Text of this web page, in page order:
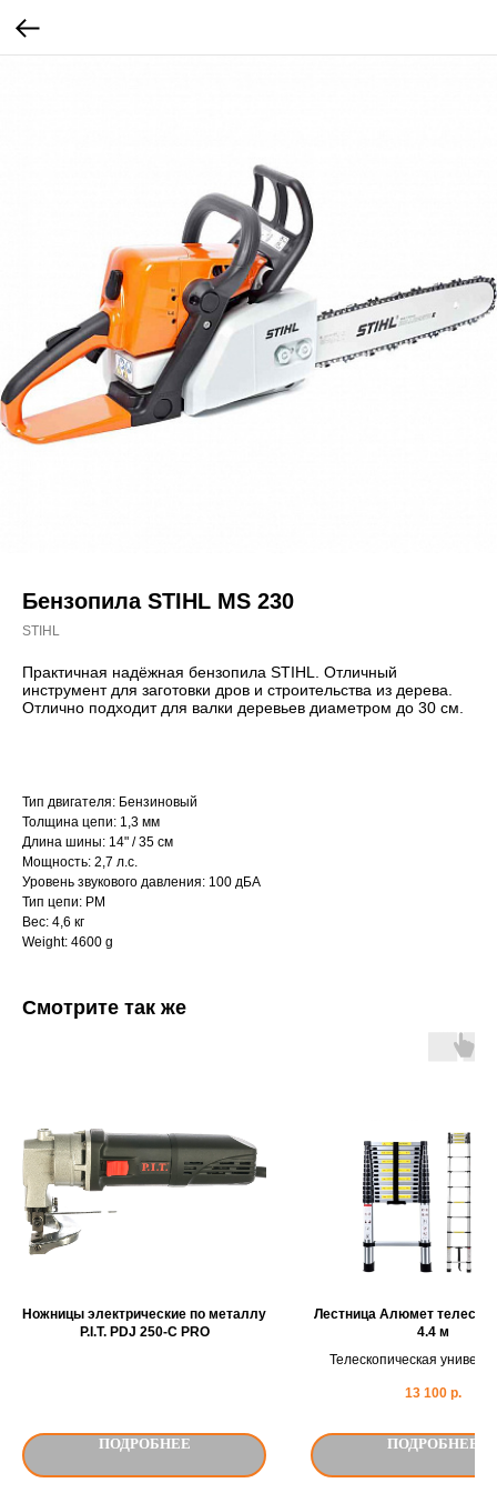
Бензопила STIHL MS 230
STIHL
Практичная надёжная бензопила STIHL. Отличный
инструмент для заготовки дров и строительства из дерева.
Отлично подходит для валки деревьев диаметром до 30 см.
Тип двигателя: Бензиновый
Толщина цепи: 1,3 мм
Длина шины: 14" / 35 см
Мощность: 2,7 л.с.
Уровень звукового давления: 100 дБА
Тип цепи: РМ
Вес: 4,6 кг
Weight: 4600 g
Смотрите так же
Ножницы электрические по металлу
P.I.T. PDJ 250-C PRO
ПОДРОБНЕЕ
Лестница Алюмет
4.4 м
Телескопическая
предназначена для
использования. Не
13 100 р.
ПОДРОБНЕЕ